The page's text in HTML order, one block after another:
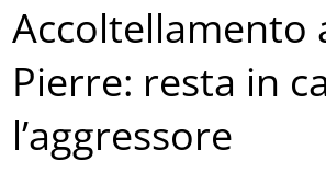
Accoltellamento
Pierre: resta in
l’aggressore